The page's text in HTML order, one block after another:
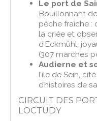
Le port de
Bouillonnant
pêche fraîche :
la criée et
d’Eckmühl,
(307 marches
Audierne et
l’île de Sein,
d’histoires de
CIRCUIT DES
LOCTUDY